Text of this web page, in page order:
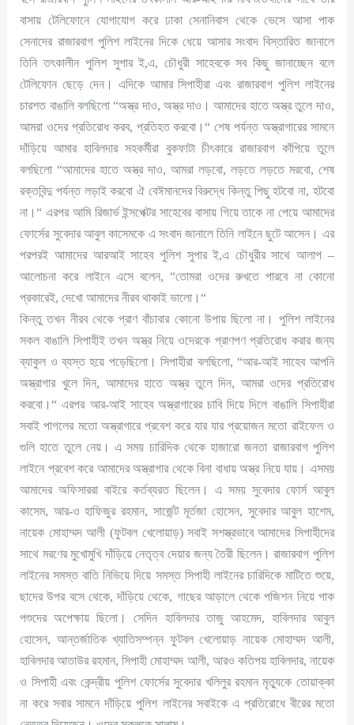
বাসায় টেলিফোনে যোগাযোগ করে ঢাকা সেনানিবাস থেকে ভেসে আসা পাক
সেনাদের রাজারবাগ পুলিশ লাইনের দিকে ধেয়ে আসার সংবাদ বিস্তারিত জানালে
তিনি তৎকালীন পুলিশ সুপার ই,এ, চৌধুরী সাহেবকে সব কিছু জানাচ্ছেন বলে
টেলিফোন ছেড়ে দেন। এদিকে আমার সিপাহীরা এবং রাজারবাগ পুলিশ লাইনের
চারশত বাঙালি বলছিলো “অস্ত্র দাও, অস্ত্র দাও। আমাদের হাতে অস্ত্র তুলে দাও,
আমরা ওদের প্রতিরোধ করব, প্রতিহত করবো।“ শেষ পর্যন্ত অস্ত্রাগারের সামনে
দাঁড়িয়ে আমার হাবিলদার সহকর্মীরা বুকফাটা চীৎকারে রাজারবাগ কাঁপিয়ে তুলে
বলছিলো “আমাদের হাতে অস্ত্র দাও, আমরা লড়বো, লড়তে লড়তে মরবো, শেষ
রক্তবিন্দু পর্যন্ত লড়াই করবো ঐ বেঈমানদের বিরুদ্ধে কিন্তু পিছু হটবো না, হটবো
না।“ এরপর আমি রিজার্ভ ইন্সপেক্টর সাহেবের বাসায় গিয়ে তাকে না পেয়ে আমাদের
ফোর্সের সুবেদার আবুল কাসেমকে এ সংবাদ জানালে তিনি লাইনে ছুটে আসেন। এর
পরপরই আমাদের আরআই সাহেব পুলিশ সুপার ই,এ চৌধুরীর সাথে আলাপ –
আলোচনা করে লাইনে এসে বলেন, “তোমরা ওদের রুখতে পারবে না কোনো
প্রকারেই, দেখো আমাদের নীরব থাকাই ভালো।“
কিন্তু তখন নীরব থেকে প্রাণ বাঁচাবার কোনো উপায় ছিলো না। পুলিশ লাইনের
সকল বাঙালি সিপাহীই তখন অস্ত্র নিয়ে ওদেরকে প্রাণপণ প্রতিরোধ করার জন্য
ব্যাকুল ও ব্যস্ত হয়ে পড়েছিলো। সিপাহীরা বলছিলো, “আর-আই সাহেব আপনি
অস্ত্রাগার খুলে দিন, আমাদের হাতে অস্ত্র তুলে দিন, আমরা ওদের প্রতিরোধ
করবো।“ এরপর আর-আই সাহেব অস্ত্রাগারের চাবি দিয়ে দিলে বাঙালি সিপাহীরা
সবাই পাগলের মতো অস্ত্রাগারে প্রবেশ করে যার যার প্রয়োজন মতো রাইফেল ও
গুলি হাতে তুলে নেয়। এ সময় চারিদিক থেকে হাজারো জনতা রাজারবাগ পুলিশ
লাইনে প্রবেশ করে আমাদের অস্ত্রাগার থেকে বিনা বাধায় অস্ত্র নিয়ে যায়। এসময়
আমাদের অফিসাররা বাইরে কর্তব্যরত ছিলেন। এ সময় সুবেদার ফোর্স আবুল
কাসেম, আর-ও হাফিজুর রহমান, সার্জেন্ট মূর্তজা হোসেন, সুবেদার আবুল হাশেম,
নায়েক মোহাম্মদ আলী (ফুটবল খেলোয়াড়) সবাই সশস্ত্রভাবে আমাদের সিপাহীদের
সাথে মরণের মুখোমুখি দাঁড়িয়ে নেতৃত্ব দেয়ার জন্য তৈরী ছিলেন। রাজারবাগ পুলিশ
লাইনের সমস্ত বাতি নিভিয়ে দিয়ে সমস্ত সিপাহী লাইনের চারিদিকে মাটিতে শুয়ে,
ছাদের উপর বসে থেকে, দাঁড়িয়ে থেকে, গাছের আড়ালে থেকে পজিশন নিয়ে পাক
পশুদের অপেক্ষায় ছিলো। সেদিন হাবিলদার তাজু আহমেদ, হাবিলদার আবুল
হোসেন, আন্তর্জাতিক খ্যাতিসম্পন্ন ফুটবল খেলোয়াড় নায়েক মোহাম্মদ আলী,
হাবিলদার আতাউর রহমান, সিপাহী মোহাম্মদ আলী, আরও কতিপয় হাবিলদার, নায়েক
ও সিপাহী এবং কেন্দ্রীয় পুলিশ ফোর্সের সুবেদার খলিলুর রহমান মৃত্যুকে তোয়াক্কা
না করে সবার সামনে দাঁড়িয়ে পুলিশ লাইনের সবাইকে এ প্রতিরোধে বীরের মতো